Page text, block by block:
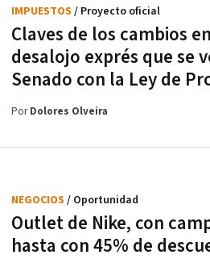
Claves de los cambios
desalojo exprés que se
Senado con la Ley de
IMPUESTOS / Proyecto oficial
PorDolores Olveira
Outlet de Nike, con
hasta con 45% de
NEGOCIOS / Oportunidad